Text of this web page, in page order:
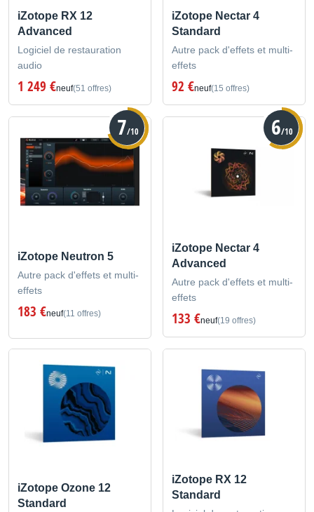
iZotope RX 12
Advanced
Logiciel de restauration
audio
1 249 €neuf(51 offres)
iZotope Nectar 4
Standard
Autre pack d'effets et multi-
effets
92 €neuf(15 offres)
7/10
iZotope Neutron 5
Autre pack d'effets et multi-
effets
183 €neuf(11 offres)
6/10
iZotope Nectar 4
Advanced
Autre pack d'effets et multi-
effets
133 €neuf(19 offres)
iZotope Ozone 12
Standard
iZotope RX 12
Standard